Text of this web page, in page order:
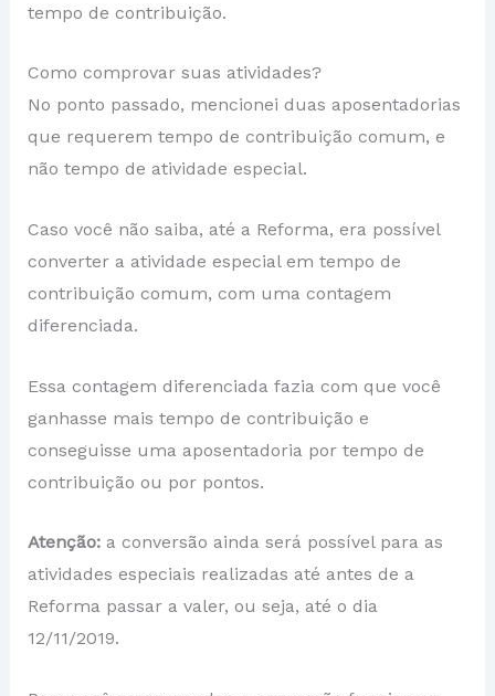
tempo de contribuição.
Como comprovar suas atividades?
No ponto passado, mencionei duas aposentadorias
que requerem tempo de contribuição comum, e
não tempo de atividade especial.
Caso você não saiba, até a Reforma, era possível
converter a atividade especial em tempo de
contribuição comum, com uma contagem
diferenciada.
Essa contagem diferenciada fazia com que você
ganhasse mais tempo de contribuição e
conseguisse uma aposentadoria por tempo de
contribuição ou por pontos.
Atenção: a conversão ainda será possível para as
atividades especiais realizadas até antes de a
Reforma passar a valer, ou seja, até o dia
12/11/2019.